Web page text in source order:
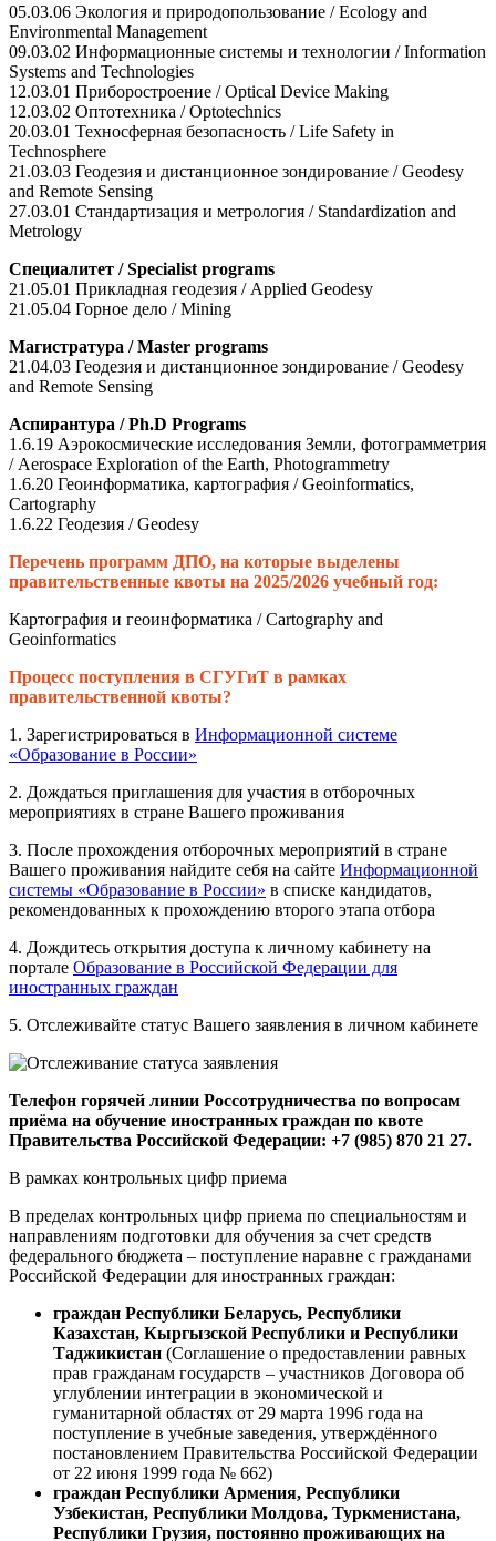
05.03.06 Экология и природопользование / Ecology and
Environmental Management
09.03.02 Информационные системы и технологии / Information
Systems and Technologies
12.03.01 Приборостроение / Optical Device Making
12.03.02 Оптотехника / Optotechnics
20.03.01 Техносферная безопасность / Life Safety in
Technosphere
21.03.03 Геодезия и дистанционное зондирование / Geodesy
and Remote Sensing
27.03.01 Стандартизация и метрология / Standardization and
Metrology
Специалитет / Specialist programs
21.05.01 Прикладная геодезия / Applied Geodesy
21.05.04 Горное дело / Mining
Магистратура / Master programs
21.04.03 Геодезия и дистанционное зондирование / Geodesy
and Remote Sensing
Аспирантура / Ph.D Programs
1.6.19 Аэрокосмические исследования Земли, фотограмметрия
/ Aerospace Exploration of the Earth, Photogrammetry
1.6.20 Геоинформатика, картография / Geoinformatics,
Cartography
1.6.22 Геодезия / Geodesy
Перечень программ ДПО, на которые выделены
правительственные квоты на 2025/2026 учебный год:
Картография и геоинформатика / Cartography and
Geoinformatics
Процесс поступления в СГУГиТ в рамках
правительственной квоты?
1. Зарегистрироваться в Информационной системе
«Образование в России»
2. Дождаться приглашения для участия в отборочных
мероприятиях в стране Вашего проживания
3. После прохождения отборочных мероприятий в стране
Вашего проживания найдите себя на сайте Информационной
системы «Образование в России» в списке кандидатов,
рекомендованных к прохождению второго этапа отбора
4. Дождитесь открытия доступа к личному кабинету на
портале Образование в Российской Федерации для
иностранных граждан
5. Отслеживайте статус Вашего заявления в личном кабинете
Телефон горячей линии Россотрудничества по вопросам
приёма на обучение иностранных граждан по квоте
Правительства Российской Федерации: +7 (985) 870 21 27.
В рамках контрольных цифр приема
В пределах контрольных цифр приема по специальностям и
направлениям подготовки для обучения за счет средств
федерального бюджета – поступление наравне с гражданами
Российской Федерации для иностранных граждан:
граждан Республики Беларусь, Республики
Казахстан, Кыргызской Республики и Республики
Таджикистан (Соглашение о предоставлении равных
прав гражданам государств – участников Договора об
углублении интеграции в экономической и
гуманитарной областях от 29 марта 1996 года на
поступление в учебные заведения, утверждённого
постановлением Правительства Российской Федерации
от 22 июня 1999 года № 662)
граждан Республики Армения, Республики
Узбекистан, Республики Молдова, Туркменистана,
Республики Грузия, постоянно проживающих на